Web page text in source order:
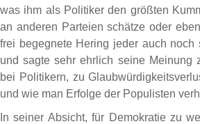
was ihm als Politiker den größten
an anderen Parteien schätze oder
frei begegnete Hering jeder auch noch
und sagte sehr ehrlich seine Meinung
bei Politikern, zu
und wie man Erfolge der Populisten
In seiner Absicht, für Demokratie zu